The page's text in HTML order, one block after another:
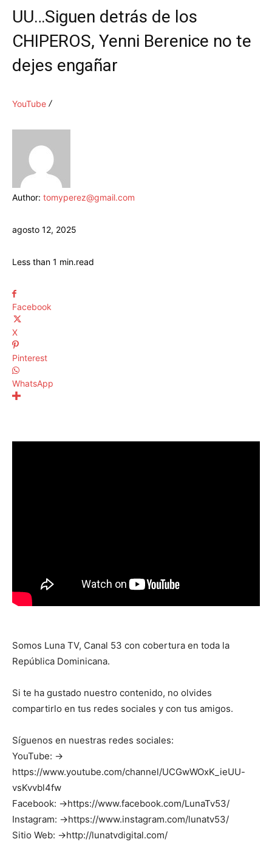
UU…Siguen detrás de los
CHIPEROS, Yenni Berenice no te
dejes engañar
YouTube
Author: tomyperez@gmail.com
agosto 12, 2025
Less than 1 min.read
Facebook
X
Pinterest
WhatsApp
Somos Luna TV, Canal 53 con cobertura en toda la
República Dominicana.
Si te ha gustado nuestro contenido, no olvides
compartirlo en tus redes sociales y con tus amigos.
Síguenos en nuestras redes sociales:
YouTube: →
https://www.youtube.com/channel/UCGwWOxK_ieUU-
vsKvvbl4fw
Facebook: →https://www.facebook.com/LunaTv53/
Instagram: →https://www.instagram.com/lunatv53/
Sitio Web: →http://lunatvdigital.com/